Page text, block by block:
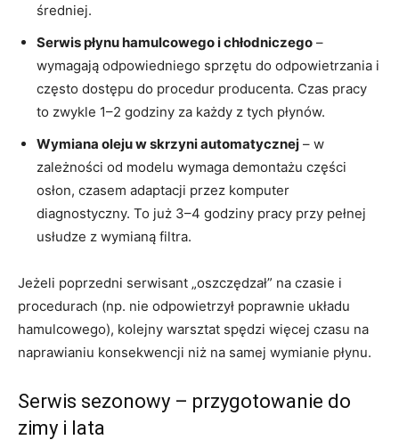
średniej.
Serwis płynu hamulcowego i chłodniczego –
wymagają odpowiedniego sprzętu do odpowietrzania i
często dostępu do procedur producenta. Czas pracy
to zwykle 1–2 godziny za każdy z tych płynów.
Wymiana oleju w skrzyni automatycznej – w
zależności od modelu wymaga demontażu części
osłon, czasem adaptacji przez komputer
diagnostyczny. To już 3–4 godziny pracy przy pełnej
usłudze z wymianą filtra.
Jeżeli poprzedni serwisant „oszczędzał” na czasie i
procedurach (np. nie odpowietrzył poprawnie układu
hamulcowego), kolejny warsztat spędzi więcej czasu na
naprawianiu konsekwencji niż na samej wymianie płynu.
Serwis sezonowy – przygotowanie do
zimy i lata